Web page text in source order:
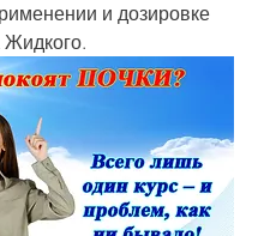
и дозировке